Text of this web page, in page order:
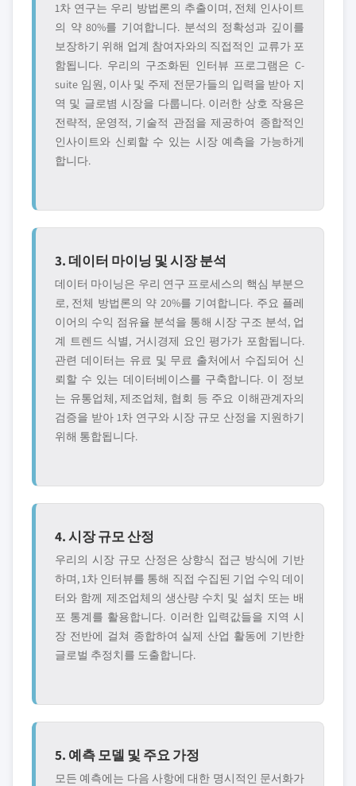
1차 연구는 우리 방법론의 추출이며, 전체 인사이트
의 약 80%를 기여합니다. 분석의 정확성과 깊이를
보장하기 위해 업계 참여자와의 직접적인 교류가 포
함됩니다. 우리의 구조화된 인터뷰 프로그램은 C-
suite 임원, 이사 및 주제 전문가들의 입력을 받아 지
역 및 글로볌 시장을 다룹니다. 이러한 상호 작용은
전략적, 운영적, 기술적 관점을 제공하여 종합적인
인사이트와 신뢰할 수 있는 시장 예측을 가능하게
합니다.
3. 데이터 마이닝 및 시장 분석
데이터 마이닝은 우리 연구 프로세스의 핵심 부분으
로, 전체 방법론의 약 20%를 기여합니다. 주요 플레
이어의 수익 점유율 분석을 통해 시장 구조 분석, 업
계 트렌드 식별, 거시경제 요인 평가가 포함됩니다.
관련 데이터는 유료 및 무료 출처에서 수집되어 신
뢰할 수 있는 데이터베이스를 구축합니다. 이 정보
는 유통업체, 제조업체, 협회 등 주요 이해관계자의
검증을 받아 1차 연구와 시장 규모 산정을 지원하기
위해 통합됩니다.
4. 시장 규모 산정
우리의 시장 규모 산정은 상향식 접근 방식에 기반
하며, 1차 인터뷰를 통해 직접 수집된 기업 수익 데이
터와 함께 제조업체의 생산량 수치 및 설치 또는 배
포 통계를 활용합니다. 이러한 입력값들을 지역 시
장 전반에 걸쳐 종합하여 실제 산업 활동에 기반한
글로벌 추정치를 도출합니다.
5. 예측 모델 및 주요 가정
모든 예측에는 다음 사항에 대한 명시적인 문서화가